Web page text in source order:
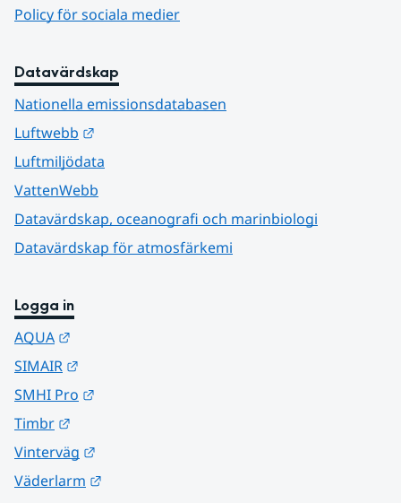
Policy för sociala medier
Datavärdskap
Nationella emissionsdatabasen
Luftwebb
Luftmiljödata
VattenWebb
Datavärdskap, oceanografi och marinbiologi
Datavärdskap för atmosfärkemi
Logga in
AQUA
SIMAIR
SMHI Pro
Timbr
Vinterväg
Väderlarm